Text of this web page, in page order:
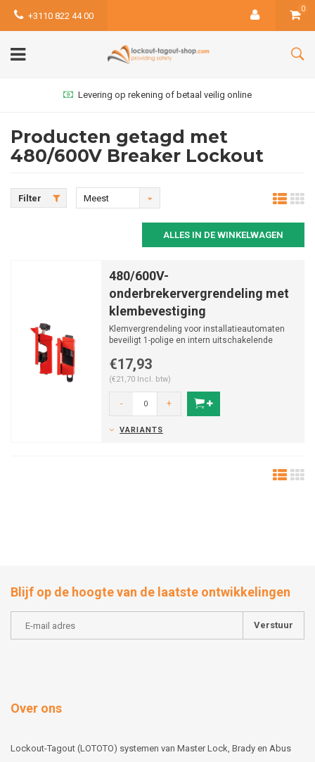
+3110 822 44 00
0
Levering op rekening of betaal veilig online
Producten getagd met
480/600V Breaker Lockout
Filter
Meest
ALLES IN DE WINKELWAGEN
480/600V-
onderbrekervergrendeling met
klembevestiging
Klemvergrendeling voor installatieautomaten
beveiligt 1-polige en intern uitschakelende
€17,93
(€21,70 Incl. btw)
- +
VARIANTS
Blijf op de hoogte van de laatste ontwikkelingen
Verstuur
Over ons
Lockout-Tagout (LOTOTO) systemen van Master Lock, Brady en Abus